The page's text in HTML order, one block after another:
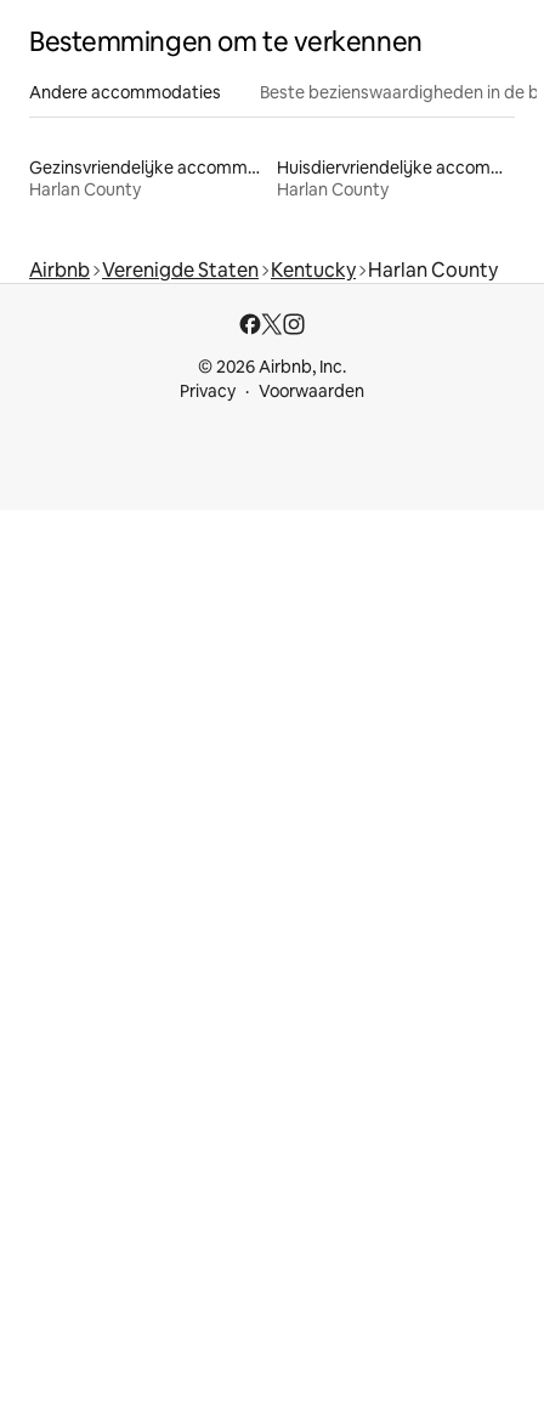
Bestemmingen om te verkennen
Andere accommodaties Beste bezienswaardigheden in de
Gezinsvriendelijke accommodaties
Harlan County
Huisdiervriendelijke accommodaties
Harlan County
Airbnb Verenigde Staten Kentucky Harlan County
© 2026 Airbnb, Inc.
Privacy
Voorwaarden